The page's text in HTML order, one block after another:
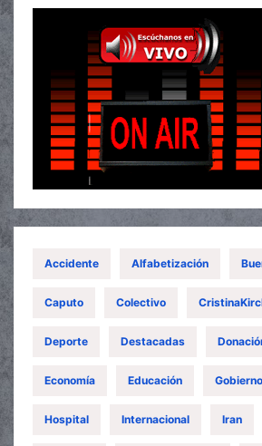
Accidente Alfabetización
Caputo Colectivo
Deporte Destacadas
Economía Educación Gobierno
Hospital Internacional Iran